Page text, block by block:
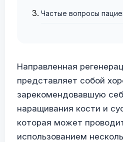
Частые вопросы
Направленная
представляет собой
зарекомендовавшую
наращивания кости и
которая может
использованием